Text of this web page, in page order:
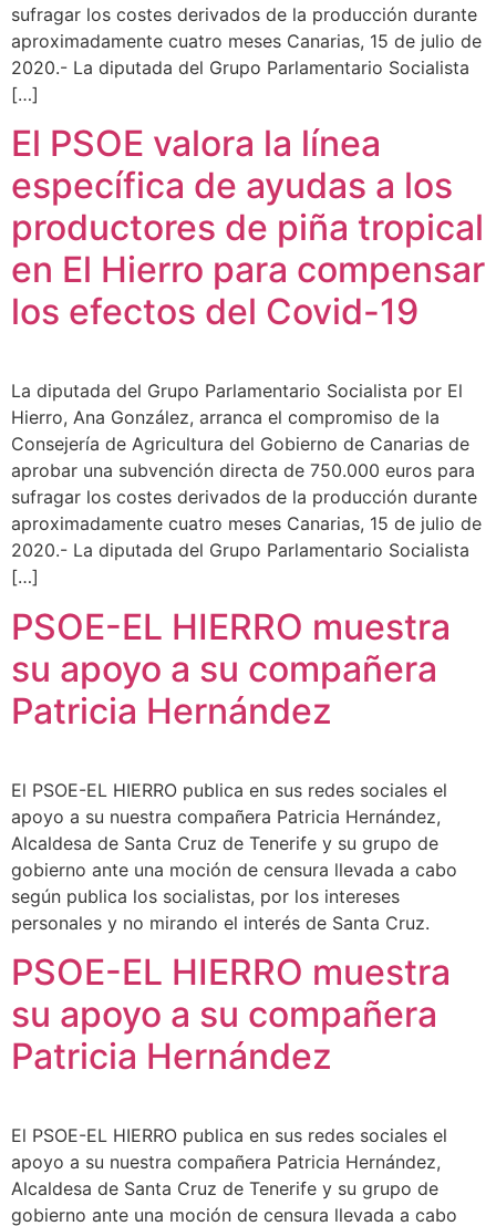
sufragar los costes derivados de la producción durante
aproximadamente cuatro meses Canarias, 15 de julio de
2020.- La diputada del Grupo Parlamentario Socialista
[…]
El PSOE valora la línea
específica de ayudas a los
productores de piña tropical
en El Hierro para compensar
los efectos del Covid-19
La diputada del Grupo Parlamentario Socialista por El
Hierro, Ana González, arranca el compromiso de la
Consejería de Agricultura del Gobierno de Canarias de
aprobar una subvención directa de 750.000 euros para
sufragar los costes derivados de la producción durante
aproximadamente cuatro meses Canarias, 15 de julio de
2020.- La diputada del Grupo Parlamentario Socialista
[…]
PSOE-EL HIERRO muestra
su apoyo a su compañera
Patricia Hernández
El PSOE-EL HIERRO publica en sus redes sociales el
apoyo a su nuestra compañera Patricia Hernández,
Alcaldesa de Santa Cruz de Tenerife y su grupo de
gobierno ante una moción de censura llevada a cabo
según publica los socialistas, por los intereses
personales y no mirando el interés de Santa Cruz.
PSOE-EL HIERRO muestra
su apoyo a su compañera
Patricia Hernández
El PSOE-EL HIERRO publica en sus redes sociales el
apoyo a su nuestra compañera Patricia Hernández,
Alcaldesa de Santa Cruz de Tenerife y su grupo de
gobierno ante una moción de censura llevada a cabo